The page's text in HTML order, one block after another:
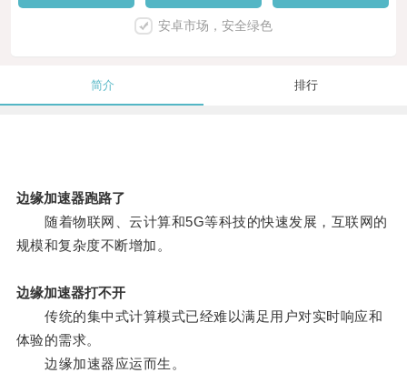
安卓市场，安全绿色
简介 排行
边缘加速器跑路了
随着物联网、云计算和5G等科技的快速发展，互联网的
规模和复杂度不断增加。
边缘加速器打不开
传统的集中式计算模式已经难以满足用户对实时响应和
体验的需求。
边缘加速器应运而生。